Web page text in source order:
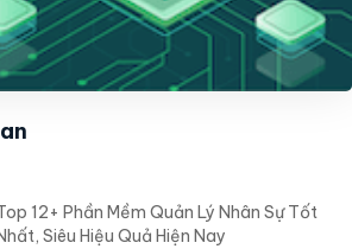
12+ Phần Mềm Quản Lý Nhân Sự Tốt
Siêu Hiệu Quả Hiện Nay